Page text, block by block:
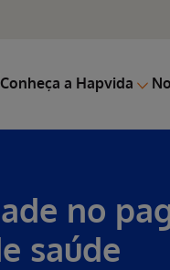
Conheça a Hapvida
no
saúde